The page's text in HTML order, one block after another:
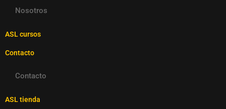
Nosotros
ASL cursos
Contacto
Contacto
ASL tienda